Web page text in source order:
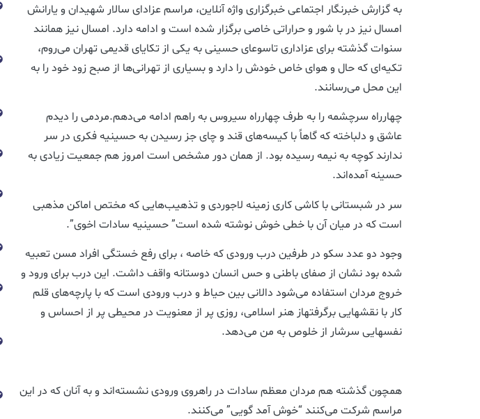
به گزارش خبرنگار اجتماعی خبرگزاری واژه آنلاین، مراسم عزادای سالار شهیدان و یارانش
امسال نیز در با شور و حراراتی خاصی برگزار شده است و ادامه دارد. امسال نیز همانند
سنوات گذشته برای عزاداری تاسوعای حسینی به یکی از تکایای قدیمی تهران می‌روم،
تکیه‌ای که حال و هوای خاص خودش را دارد و بسیاری از تهرانی‌ها از صبح زود خود را به
این محل می‌رسانند.
چهارراه سرچشمه را به طرف چهارراه سیروس به راهم ادامه می‌دهم.مردمی را دیدم
عاشق و دلباخته که گاهاً با کیسه‌های قند و چای جز رسیدن به حسینیه فکری در سر
ندارند کوچه به نیمه رسیده بود. از همان دور مشخص است امروز هم جمعیت زیادی به
حسینه آمده‌اند.
سر در شبستانی با کاشی کاری زمینه لاجوردی و تذهیب‌هایی که مختص اماکن مذهبی
است که در میان آن با خطی خوش نوشته شده است” حسینیه سادات اخوی”.
وجود دو عدد سکو در طرفین درب ورودی که خاصه ، برای رفع خستگی افراد مسن تعبیه
شده بود نشان از صفای باطنی و حس انسان دوستانه واقف داشت. این درب برای ورود و
خروج مردان استفاده می‌شود دالانی بین حیاط و درب ورودی است که با پارچه‌های قلم
کار با نقشهایی برگرفتهاز هنر اسلامی، روزی پر از معنویت در محیطی پر از احساس و
نفسهایی سرشار از خلوص به من می‌دهد.
همچون گذشته هم مردان معظم سادات در راهروی ورودی نشسته‌اند و به آنان که در این
مراسم شرکت می‌کنند “خوش آمد گویی” می‌کنند.